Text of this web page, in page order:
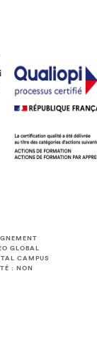
GLOBAL
CAMPUS
: NON